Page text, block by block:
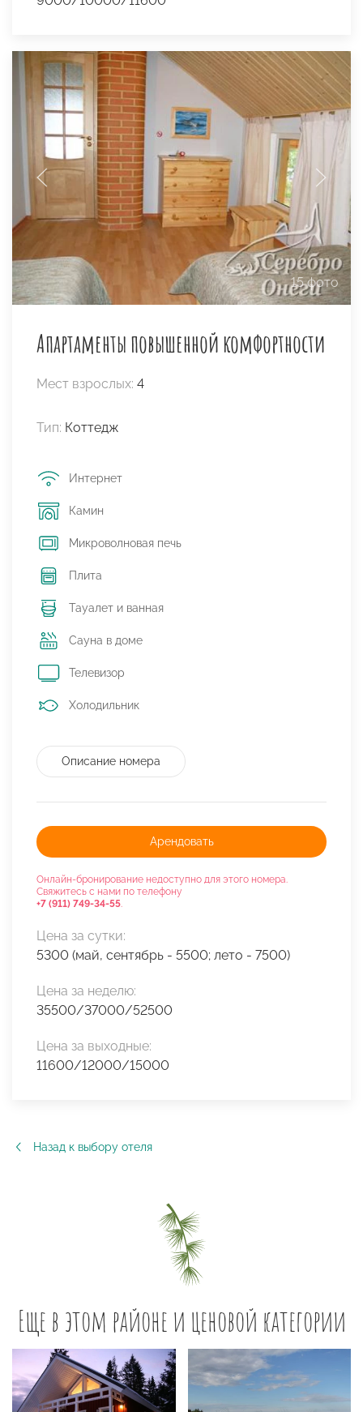
15 фото
Апартаменты повышенной комфортности
Мест взрослых: 4
Тип: Коттедж
Интернет
Камин
Микроволновая печь
Плита
Тауалет и ванная
Сауна в доме
Телевизор
Холодильник
Описание номера
Арендовать
Онлайн-бронирование недоступно для этого номера.
Свяжитесь с нами по телефону
+7 (911) 749-34-55.
Цена за сутки:
5300 (май, сентябрь - 5500; лето - 7500)
Цена за неделю:
35500/37000/52500
Цена за выходные:
11600/12000/15000
Назад к выбору отеля
Еще в этом районе и ценовой категории